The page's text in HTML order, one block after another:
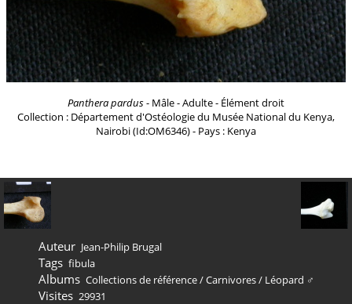
Panthera pardus- Mâle - Adulte - Élément droit
Collection : Département d'Ostéologie du Musée National du Kenya,
Nairobi (Id:OM6346) - Pays : Kenya
Auteur Jean-Philip Brugal
Tags fibula
Albums Collections de référence/Carnivores/ Léopard ♂
Visites 29931